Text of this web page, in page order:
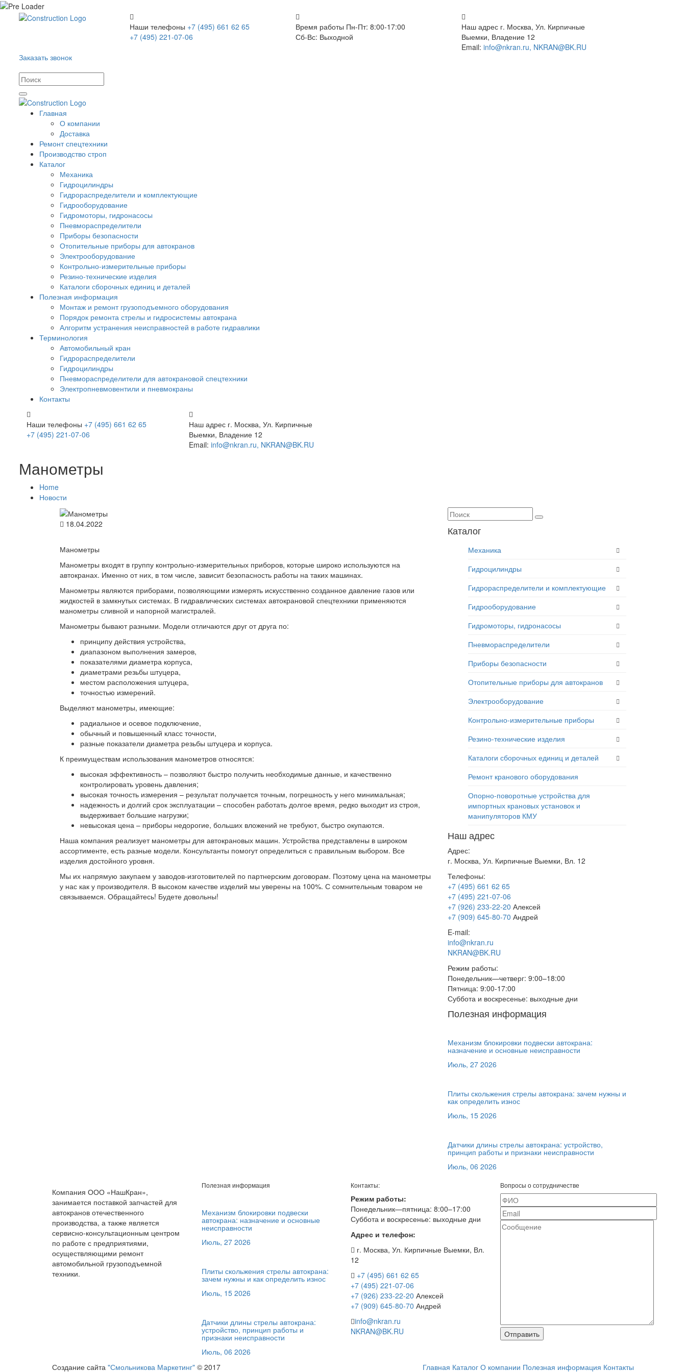
Наши телефоны +7 (495) 661 62 65
+7 (495) 221-07-06
Время работы Пн-Пт: 8:00-17:00
Сб-Вс: Выходной
Наш адресг. Москва, Ул. Кирпичные
Выемки, Владение 12
Email: info@nkran.ru, NKRAN@BK.RU
Заказать звонок
Главная
О компании
Доставка
Ремонт спецтехники
Производство строп
Каталог
Механика
Гидроцилиндры
Гидрораспределители и комплектующие
Гидрооборудование
Гидромоторы, гидронасосы
Пневмораспределители
Приборы безопасности
Отопительные приборы для автокранов
Электрооборудование
Контрольно-измерительные приборы
Резино-технические изделия
Каталоги сборочных единиц и деталей
Полезная информация
Монтаж и ремонт грузоподъемного оборудования
Порядок ремонта стрелы и гидросистемы автокрана
Алгоритм устранения неисправностей в работе гидравлики
Терминология
Автомобильный кран
Гидрораспределители
Гидроцилиндры
Пневмораспределители для автокрановой спецтехники
Электропневмовентили и пневмокраны
Контакты
Наши телефоны +7 (495) 661 62 65
+7 (495) 221-07-06
Наш адресг. Москва, Ул. Кирпичные
Выемки, Владение 12
Email: info@nkran.ru, NKRAN@BK.RU
Манометры
Home
Новости
18.04.2022
Манометры
Манометры входят в группу контрольно-измерительных приборов, которые широко используются на
автокранах. Именно от них, в том числе, зависит безопасность работы на таких машинах.
Манометры являются приборами, позволяющими измерять искусственно созданное давление газов или
жидкостей в замкнутых системах. В гидравлических системах автокрановой спецтехники применяются
манометры сливной и напорной магистралей.
Манометры бывают разными. Модели отличаются друг от друга по:
принципу действия устройства,
диапазоном выполнения замеров,
показателями диаметра корпуса,
диаметрами резьбы штуцера,
местом расположения штуцера,
точностью измерений.
Выделяют манометры, имеющие:
радиальное и осевое подключение,
обычный и повышенный класс точности,
разные показатели диаметра резьбы штуцера и корпуса.
К преимуществам использования манометров относятся:
высокая эффективность – позволяют быстро получить необходимые данные, и качественно
контролировать уровень давления;
высокая точность измерения – результат получается точным, погрешность у него минимальная;
надежность и долгий срок эксплуатации – способен работать долгое время, редко выходит из строя,
выдерживает большие нагрузки;
невысокая цена – приборы недорогие, больших вложений не требуют, быстро окупаются.
Наша компания реализует манометры для автокрановых машин. Устройства представлены в широком
ассортименте, есть разные модели. Консультанты помогут определиться с правильным выбором. Все
изделия достойного уровня.
Мы их напрямую закупаем у заводов-изготовителей по партнерским договорам. Поэтому цена на манометры
у нас как у производителя. В высоком качестве изделий мы уверены на 100%. С сомнительным товаром не
связываемся. Обращайтесь! Будете довольны!
Каталог
Механика
Гидроцилиндры
Гидрораспределители и комплектующие
Гидрооборудование
Гидромоторы, гидронасосы
Пневмораспределители
Приборы безопасности
Отопительные приборы для автокранов
Электрооборудование
Контрольно-измерительные приборы
Резино-технические изделия
Каталоги сборочных единиц и деталей
Ремонт кранового оборудования
Опорно-поворотные устройства для
импортных крановых установок и
манипуляторов КМУ
Наш адрес
Адрес:
г. Москва, Ул. Кирпичные Выемки, Вл. 12
Телефоны:
+7 (495) 661 62 65
+7 (495) 221-07-06
+7 (926) 233-22-20 Алексей
+7 (909) 645-80-70 Андрей
E-mail:
info@nkran.ru
NKRAN@BK.RU
Режим работы:
Понедельник—четверг: 9:00–18:00
Пятница: 9:00-17:00
Суббота и воскресенье: выходные дни
Полезная информация
Механизм блокировки подвески автокрана:
назначение и основные неисправности
Июль, 27 2026
Плиты скольжения стрелы автокрана: зачем нужны и
как определить износ
Июль, 15 2026
Датчики длины стрелы автокрана: устройство,
принцип работы и признаки неисправности
Июль, 06 2026
Компания ООО «НашКран»,
занимается поставкой запчастей для
автокранов отечественного
производства, а также является
сервисно-консультационным центром
по работе с предприятиями,
осуществляющими ремонт
автомобильной грузоподъемной
техники.
Полезная информация
Механизм блокировки подвески
автокрана: назначение и основные
неисправности
Июль, 27 2026
Плиты скольжения стрелы автокрана:
зачем нужны и как определить износ
Июль, 15 2026
Датчики длины стрелы автокрана:
устройство, принцип работы и
признаки неисправности
Июль, 06 2026
Контакты:
Режим работы:
Понедельник—пятница: 8:00–17:00
Суббота и воскресенье: выходные дни
Адрес и телефон:
г. Москва, Ул. Кирпичные Выемки, Вл.
12
+7 (495) 661 62 65
+7 (495) 221-07-06
+7 (926) 233-22-20 Алексей
+7 (909) 645-80-70 Андрей
info@nkran.ru
NKRAN@BK.RU
Вопросы о сотрудничестве
Отправить
Создание сайта "Смольникова Маркетинг" © 2017 Главная Каталог О компании Полезная информация Контакты